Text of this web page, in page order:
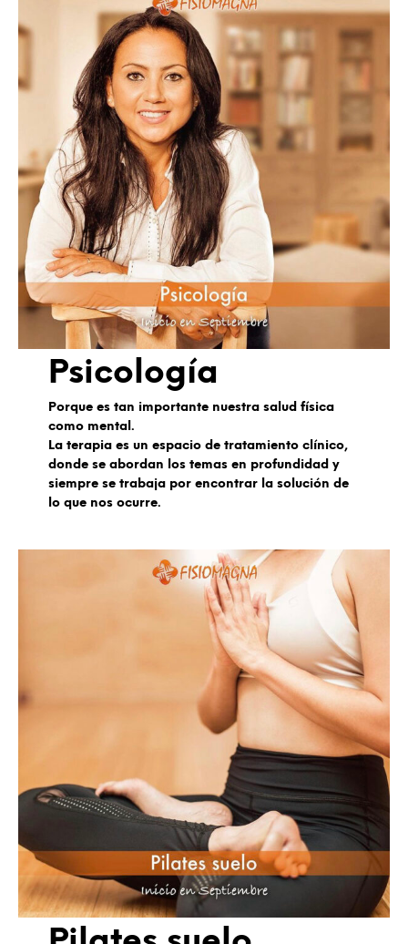
Psicología
Porque es tan importante nuestra salud física
como mental.
La terapia es un espacio de tratamiento clínico,
donde se abordan los temas en profundidad y
siempre se trabaja por encontrar la solución de
lo que nos ocurre.